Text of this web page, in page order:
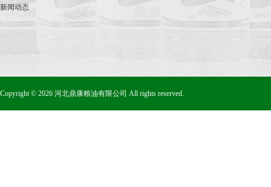
新闻动态
Copyright © 2026 河北鼎康粮油有限公司 All rights reserved.